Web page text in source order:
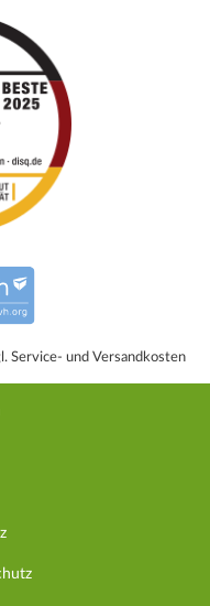
Service- und Versandkosten